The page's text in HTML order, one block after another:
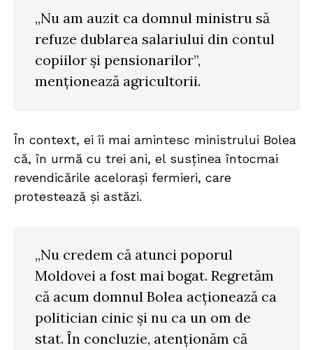
„Nu am auzit ca domnul ministru să
refuze dublarea salariului din contul
copiilor și pensionarilor”,
menționează agricultorii.
În context, ei îi mai amintesc ministrului Bolea
că, în urmă cu trei ani, el susținea întocmai
revendicările acelorași fermieri, care
protestează și astăzi.
„Nu credem că atunci poporul
Moldovei a fost mai bogat. Regretăm
că acum domnul Bolea acționează ca
politician cinic și nu ca un om de
stat. În concluzie, atenționăm că